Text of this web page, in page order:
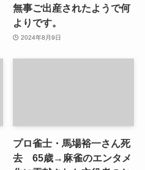
無事ご出産されたようで何
よりです。
2024年8月9日
プロ雀士・馬場裕一さん死
去 65歳→麻雀のエンタメ